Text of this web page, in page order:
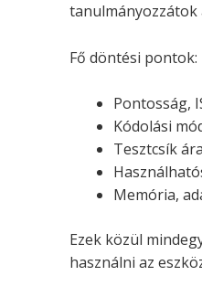
tanulmányozzátok
Fő döntési pontok:
Pontosság,
Kódolási
Tesztcsík
Memória,
Ezek közül
használni az